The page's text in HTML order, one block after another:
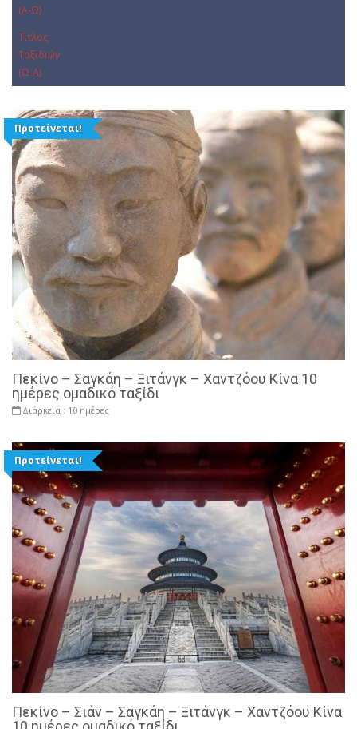
(Α-Ω)
Τίτλος
Ταξιδιών
(Ω-Α)
Προτείνεται!
Πεκίνο – Σαγκάη – Ξιτάνγκ – Χαντζόου Κίνα 10
ημέρες ομαδικό ταξίδι
Διάρκεια : 10 ημέρες
Προτείνεται!
Πεκίνο – Σιάν – Σαγκάη – Ξιτάνγκ – Χαντζόου Κίνα